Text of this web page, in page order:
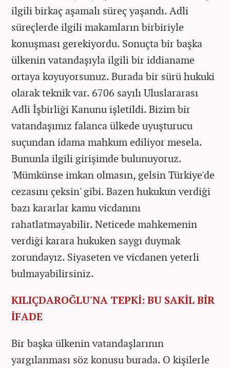
ilgili birkaç aşamalı süreç yaşandı. Adli
süreçlerde ilgili makamların birbiriyle
konuşması gerekiyordu. Sonuçta bir başka
ülkenin vatandaşıyla ilgili bir iddianame
ortaya koyuyorsunuz. Burada bir sürü hukuki
olarak teknik var. 6706 sayılı Uluslararası
Adli İşbirliği Kanunu işletildi. Bizim bir
vatandaşımız falanca ülkede uyuşturucu
suçundan idama mahkum ediliyor mesela.
Bununla ilgili girişimde bulunuyoruz.
'Mümkünse imkan olmasın, gelsin Türkiye'de
cezasını çeksin' gibi. Bazen hukukun verdiği
bazı kararlar kamu vicdanını
rahatlatmayabilir. Neticede mahkemenin
verdiği karara hukuken saygı duymak
zorundayız. Siyaseten ve vicdanen yeterli
bulmayabilirsiniz.
KILIÇDAROĞLU'NA TEPKİ: BU SAKİL BİR
İFADE
Bir başka ülkenin vatandaşlarının
yargılanması söz konusu burada. O kişilerle